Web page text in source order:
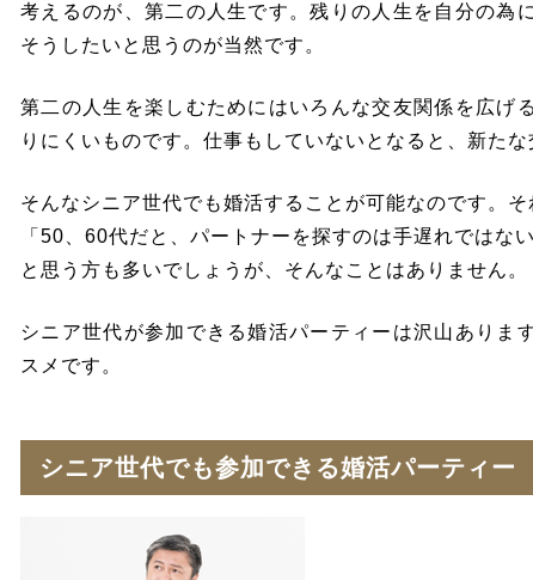
考えるのが、第二の人生です。残りの人生を自分の為
そうしたいと思うのが当然です。
第二の人生を楽しむためにはいろんな交友関係を広げ
りにくいものです。仕事もしていないとなると、新たな
そんなシニア世代でも婚活することが可能なのです。そ
「50、60代だと、パートナーを探すのは手遅れではない
と思う方も多いでしょうが、そんなことはありません。
シニア世代が参加できる婚活パーティーは沢山ありま
スメです。
シニア世代でも参加できる婚活パーティー